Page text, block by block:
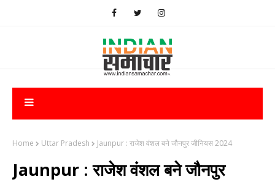
Home Uttar Pradesh Jaunpur : राजेश वंशल बने जौनपुर जीनियस 2024
Jaunpur : राजेश वंशल बने जौनपुर